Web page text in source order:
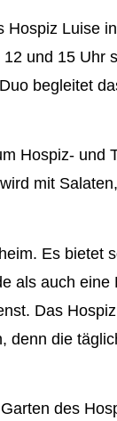
Luise
und 15 Uhr
begleitet
Hospiz- und
mit
Es bietet
als auch
Das
denn die
des